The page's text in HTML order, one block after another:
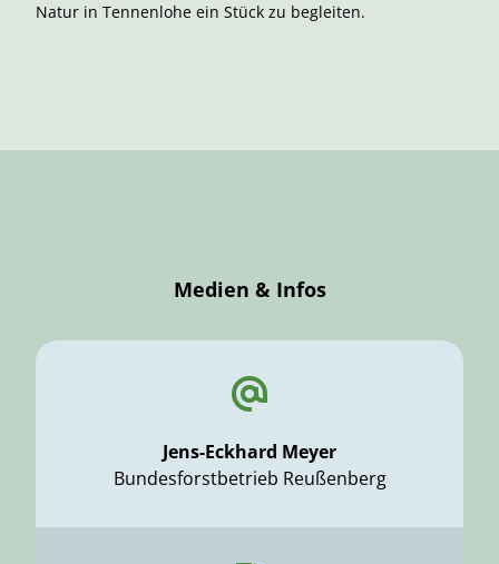
Natur in Tennenlohe ein Stück zu begleiten.
Medien & Infos
Jens-Eckhard Meyer
Bundesforstbetrieb Reußenberg